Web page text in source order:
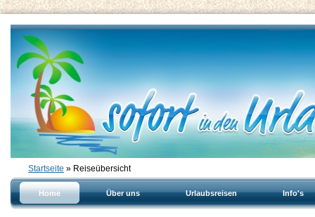
Startseite » Reiseübersicht
Home Über uns Urlaubsreisen Info's